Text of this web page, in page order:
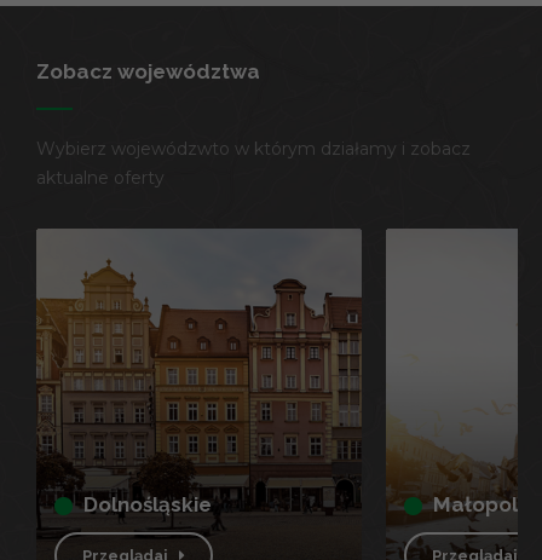
Zobacz województwa
Wybierz wojewódzwto w którym działamy i zobacz
aktualne oferty
dolnośląskie
Przeglądaj Przeglądaj